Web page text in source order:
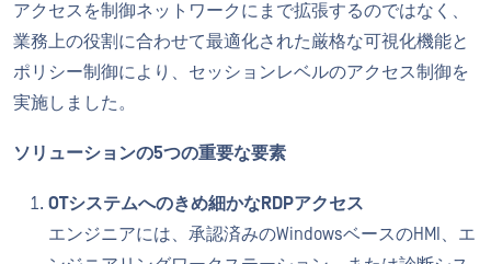
アクセスを制御ネットワークにまで拡張するのではなく、
業務上の役割に合わせて最適化された厳格な可視化機能と
ポリシー制御により、セッションレベルのアクセス制御を
実施しました。
ソリューションの5つの重要な要素
OTシステムへのきめ細かなRDPアクセス
エンジニアには、承認済みのWindowsベースのHMI、エ